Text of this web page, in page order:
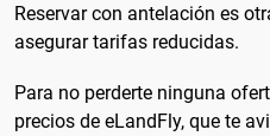
Reservar con antelación es
asegurar tarifas reducidas.
Para no perderte ninguna
precios de eLandFly, que te